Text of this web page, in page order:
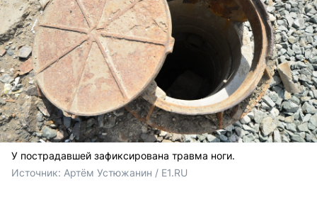
У пострадавшей зафиксирована травма ноги.
Источник: Артём Устюжанин / E1.RU